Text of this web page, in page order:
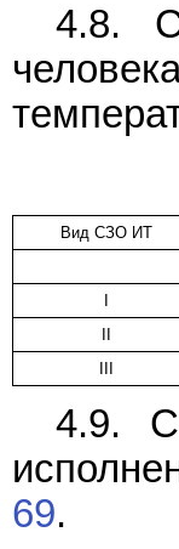
4.8.
Вид СЗО ИТ
I
II
III
4.9.
69.